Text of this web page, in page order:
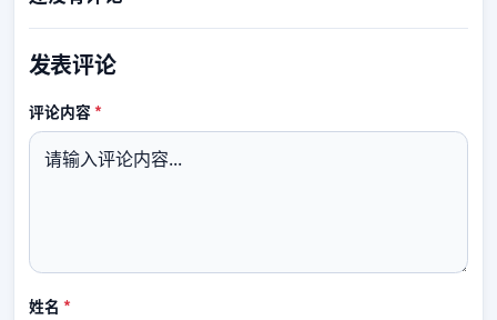
发表评论
评论内容*必填
姓名 *必填